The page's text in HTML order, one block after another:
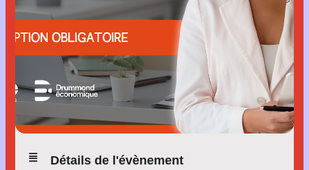
Détails de l'évènement